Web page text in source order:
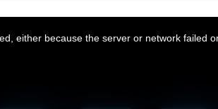
either because the server or network failed